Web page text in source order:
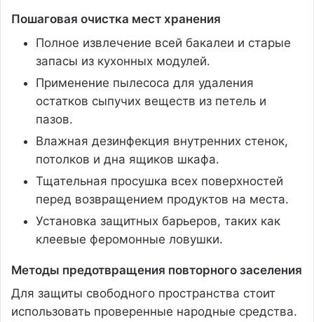
Пошаговая очистка мест хранения
Полное извлечение всей бакалеи и старые
запасы из кухонных модулей.
Применение пылесоса для удаления
остатков сыпучих веществ из петель и
пазов.
Влажная дезинфекция внутренних стенок,
потолков и дна ящиков шкафа.
Тщательная просушка всех поверхностей
перед возвращением продуктов на места.
Установка защитных барьеров, таких как
клеевые феромонные ловушки.
Методы предотвращения повторного заселения
Для защиты свободного пространства стоит
использовать проверенные народные средства.